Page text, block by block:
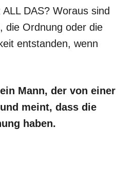
DAS? Woraus sind
die Ordnung oder die
entstanden, wenn
Mann, der von einer
meint, dass die
haben.